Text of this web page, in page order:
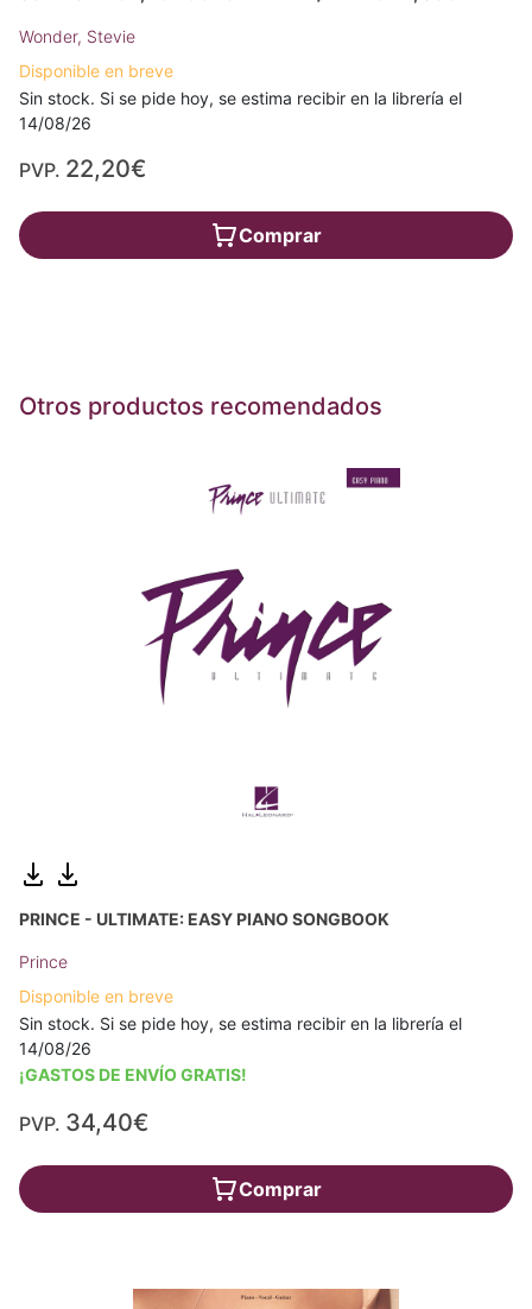
Wonder, Stevie
Disponible en breve
Sin stock. Si se pide hoy, se estima recibir en la librería el
14/08/26
PVP. 22,20€
Comprar
Otros productos recomendados
PRINCE - ULTIMATE: EASY PIANO SONGBOOK
Prince
Disponible en breve
Sin stock. Si se pide hoy, se estima recibir en la librería el
14/08/26
¡GASTOS DE ENVÍO GRATIS!
PVP. 34,40€
Comprar